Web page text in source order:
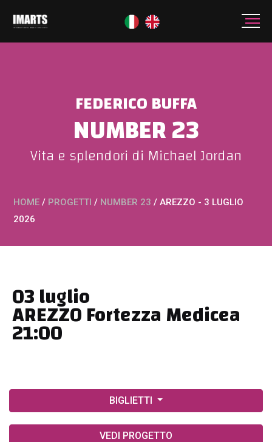
FEDERICO BUFFA
NUMBER 23
Vita e splendori di Michael Jordan
HOME / PROGETTI / NUMBER 23 / AREZZO - 3 LUGLIO
2026
03 luglio
AREZZO Fortezza Medicea
21:00
BIGLIETTI
VEDI PROGETTO